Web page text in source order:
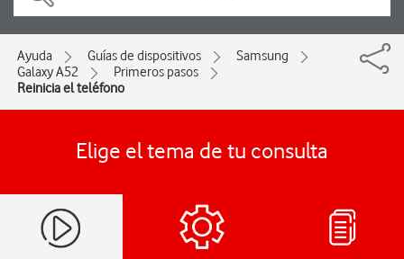
Ayuda Guías de dispositivos
Samsung
Galaxy A52
Primeros pasos
Reinicia el teléfono
Elige el tema de tu consulta